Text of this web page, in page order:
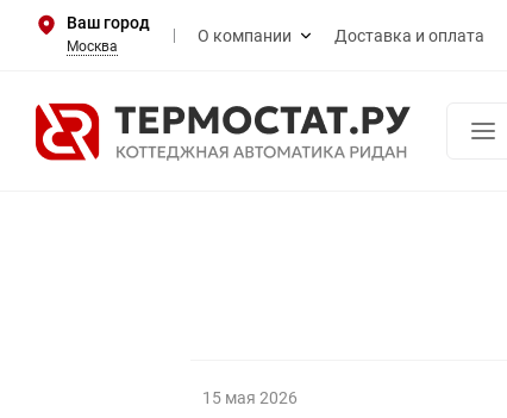
Ваш город
Москва
О компании Доставка и оплата
15 мая 2026